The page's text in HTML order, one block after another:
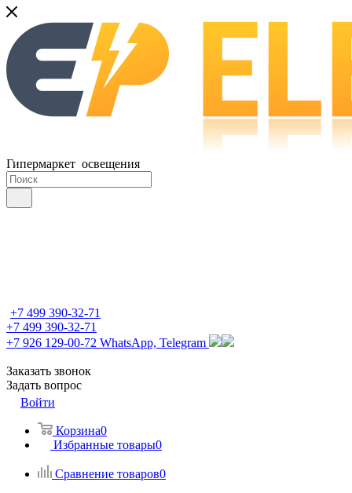
Гипермаркет освещения
+7 499 390-32-71
+7 499 390-32-71
+7 926 129-00-72 WhatsApp, Telegram
Заказать звонок
Задать вопрос
Войти
Корзина0
Избранные товары0
Сравнение товаров0